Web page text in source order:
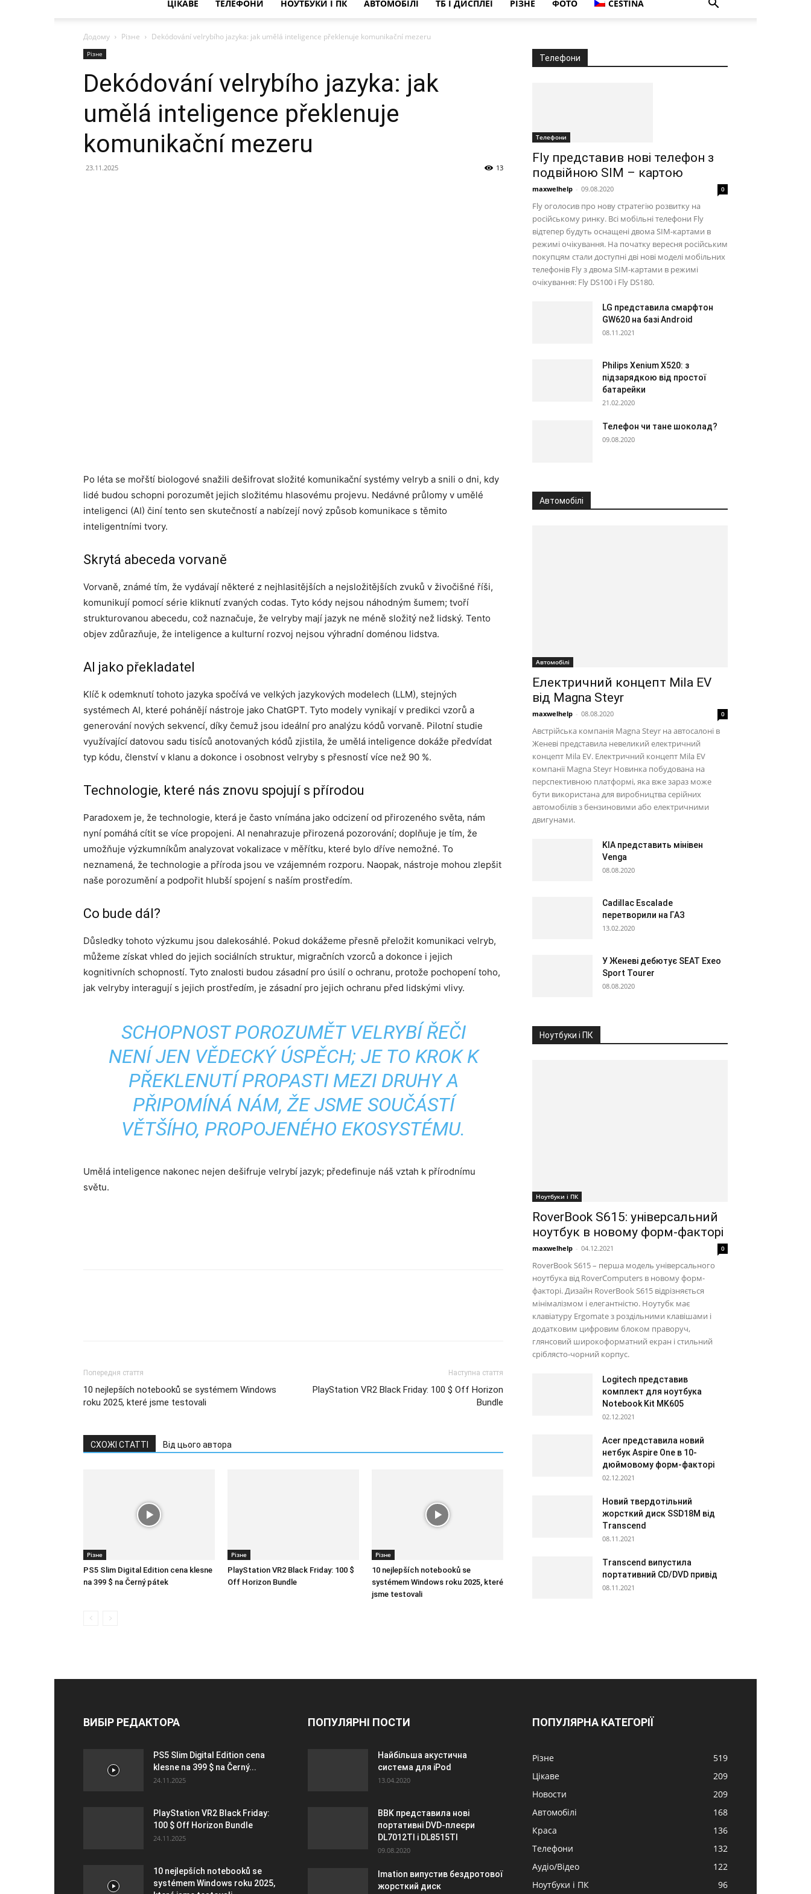
ЦІКАВЕ ТЕЛЕФОНИ НОУТБУКИ І ПК АВТОМОБІЛІ ТБ І ДИСПЛЕЇ РІЗНЕ ФОТО ČEŠTINA
Додому Різне Dekódování velrybího jazyka: jak umělá inteligence překlenuje komunikační mezeru
Різне
Dekódování velrybího jazyka: jak
umělá inteligence překlenuje
komunikační mezeru
23.11.2025 13
Po léta se mořští biologové snažili dešifrovat složité komunikační systémy velryb a snili o dni, kdy
lidé budou schopni porozumět jejich složitému hlasovému projevu. Nedávné průlomy v umělé
inteligenci (AI) činí tento sen skutečností a nabízejí nový způsob komunikace s těmito
inteligentními tvory.
Skrytá abeceda vorvaně
Vorvaně, známé tím, že vydávají některé z nejhlasitějších a nejsložitějších zvuků v živočišné říši,
komunikují pomocí série kliknutí zvaných codas. Tyto kódy nejsou náhodným šumem; tvoří
strukturovanou abecedu, což naznačuje, že velryby mají jazyk ne méně složitý než lidský. Tento
objev zdůrazňuje, že inteligence a kulturní rozvoj nejsou výhradní doménou lidstva.
AI jako překladatel
Klíč k odemknutí tohoto jazyka spočívá ve velkých jazykových modelech (LLM), stejných
systémech AI, které pohánějí nástroje jako ChatGPT. Tyto modely vynikají v predikci vzorů a
generování nových sekvencí, díky čemuž jsou ideální pro analýzu kódů vorvaně. Pilotní studie
využívající datovou sadu tisíců anotovaných kódů zjistila, že umělá inteligence dokáže předvídat
typ kódu, členství v klanu a dokonce i osobnost velryby s přesností více než 90 %.
Technologie, které nás znovu spojují s přírodou
Paradoxem je, že technologie, která je často vnímána jako odcizení od přirozeného světa, nám
nyní pomáhá cítit se více propojeni. AI nenahrazuje přirozená pozorování; doplňuje je tím, že
umožňuje výzkumníkům analyzovat vokalizace v měřítku, které bylo dříve nemožné. To
neznamená, že technologie a příroda jsou ve vzájemném rozporu. Naopak, nástroje mohou zlepšit
naše porozumění a podpořit hlubší spojení s naším prostředím.
Co bude dál?
Důsledky tohoto výzkumu jsou dalekosáhlé. Pokud dokážeme přesně přeložit komunikaci velryb,
můžeme získat vhled do jejich sociálních struktur, migračních vzorců a dokonce i jejich
kognitivních schopností. Tyto znalosti budou zásadní pro úsilí o ochranu, protože pochopení toho,
jak velryby interagují s jejich prostředím, je zásadní pro jejich ochranu před lidskými vlivy.
SCHOPNOST POROZUMĚT VELRYBÍ ŘEČI
NENÍ JEN VĚDECKÝ ÚSPĚCH; JE TO KROK K
PŘEKLENUTÍ PROPASTI MEZI DRUHY A
PŘIPOMÍNÁ NÁM, ŽE JSME SOUČÁSTÍ
VĚTŠÍHO, PROPOJENÉHO EKOSYSTÉMU.
Umělá inteligence nakonec nejen dešifruje velrybí jazyk; předefinuje náš vztah k přírodnímu
světu.
Попередня стаття
10 nejlepších notebooků se systémem Windows
roku 2025, které jsme testovali
Наступна стаття
PlayStation VR2 Black Friday: 100 $ Off Horizon
Bundle
СХОЖІ СТАТТІ Від цього автора
Різне
PS5 Slim Digital Edition cena klesne
na 399 $ na Černý pátek
Різне
PlayStation VR2 Black Friday: 100 $
Off Horizon Bundle
Різне
10 nejlepších notebooků se
systémem Windows roku 2025, které
jsme testovali
Телефони
Телефони
Fly представив нові телефон з
подвійною SIM – картою
maxwelhelp - 09.08.2020 0
Fly оголосив про нову стратегію розвитку на
російському ринку. Всі мобільні телефони Fly
відтепер будуть оснащені двома SIM-картами в
режимі очікування. На початку вересня російським
покупцям стали доступні дві нові моделі мобільних
телефонів Fly з двома SIM-картами в режимі
очікування: Fly DS100 і Fly DS180.
LG представила смарфтон
GW620 на базі Android
08.11.2021
Philips Xenium X520: з
підзарядкою від простої
батарейки
21.02.2020
Телефон чи тане шоколад?
09.08.2020
Автомобілі
Автомобілі
Електричний концепт Mila EV
від Magna Steyr
maxwelhelp - 08.08.2020 0
Австрійська компанія Magna Steyr на автосалоні в
Женеві представила невеликий електричний
концепт Mila EV. Електричний концепт Mila EV
компанії Magna Steyr Новинка побудована на
перспективною платформі, яка вже зараз може
бути використана для виробництва серійних
автомобілів з бензиновими або електричними
двигунами.
KIA представить мінівен
Venga
08.08.2020
Cadillac Escalade
перетворили на ГАЗ
13.02.2020
У Женеві дебютує SEAT Exeo
Sport Tourer
08.08.2020
Ноутбуки і ПК
Ноутбуки і ПК
RoverBook S615: універсальний
ноутбук в новому форм-факторі
maxwelhelp - 04.12.2021 0
RoverBook S615 – перша модель універсального
ноутбука від RoverComputers в новому форм-
факторі. Дизайн RoverBook S615 відрізняється
мінімалізмом і елегантністю. Ноутубк має
клавіатуру Ergomate з роздільними клавішами і
додатковим цифровим блоком праворуч,
глянсовий широкоформатний екран і стильний
сріблясто-чорний корпус.
Logitech представив
комплект для ноутбука
Notebook Kit MK605
02.12.2021
Acer представила новий
нетбук Aspire One в 10-
дюймовому форм-факторі
02.12.2021
Новий твердотільний
жорсткий диск SSD18M від
Transcend
08.11.2021
Transcend випустила
портативний CD/DVD привід
08.11.2021
ВИБІР РЕДАКТОРА
PS5 Slim Digital Edition cena
klesne na 399 $ na Černý...
24.11.2025
PlayStation VR2 Black Friday:
100 $ Off Horizon Bundle
24.11.2025
10 nejlepších notebooků se
systémem Windows roku 2025,
ПОПУЛЯРНІ ПОСТИ
Найбільша акустична
система для iPod
13.04.2020
BBK представила нові
портативні DVD-плеєри
DL7012TI і DL8515TI
09.08.2020
Imation випустив бездротової
жорсткий диск
ПОПУЛЯРНА КАТЕГОРІЇ
Різне
519
Цікаве
209
Новости
209
Автомобілі
168
Краса
136
Телефони
132
Аудіо/Відео
122
Ноутбуки і ПК
96